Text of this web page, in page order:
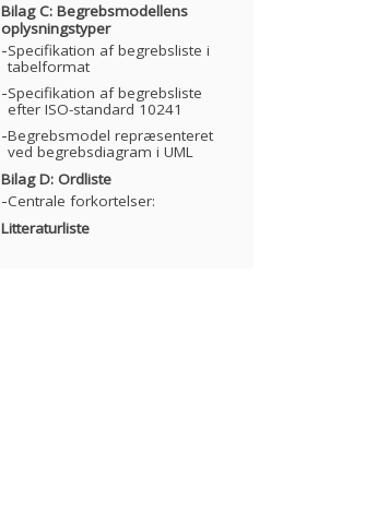
Bilag C: Begrebsmodellens
oplysningstyper
Specifikation af begrebsliste i
tabelformat
Specifikation af begrebsliste
efter ISO-standard 10241
Begrebsmodel repræsenteret
ved begrebsdiagram i UML
Bilag D: Ordliste
Centrale forkortelser:
Litteraturliste